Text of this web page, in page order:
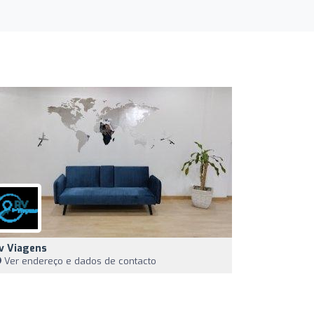
Viagens
Ver endereço e dados de contacto